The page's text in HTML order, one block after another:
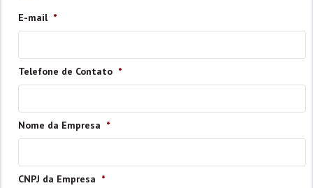
social
E-mail *
Telefone de Contato *
Nome da Empresa *
CNPJ da Empresa *